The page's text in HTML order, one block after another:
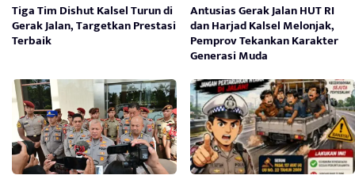
Tiga Tim Dishut Kalsel Turun di
Gerak Jalan, Targetkan Prestasi
Terbaik
Antusias Gerak Jalan HUT RI
dan Harjad Kalsel Melonjak,
Pemprov Tekankan Karakter
Generasi Muda